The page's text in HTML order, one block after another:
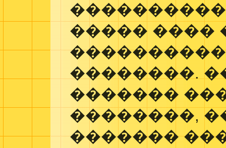
����� ����
��������.
�������
��������,
�������